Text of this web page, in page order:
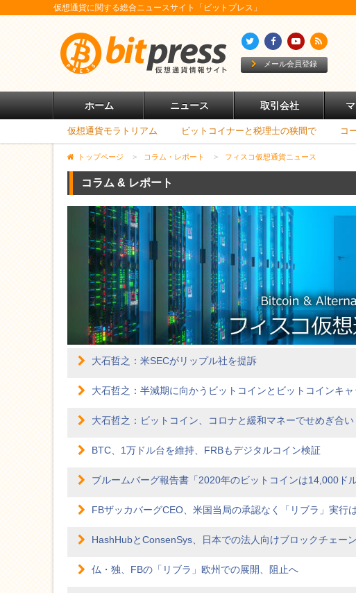
仮想通貨に関する総合ニュースサイト「ビットプレス」
メール会員登録
ホーム ニュース 取引会社
仮想通貨モラトリアム ビットコイナーと税理士の狭間で コ
トップページ > コラム・レポート > フィスコ仮想通貨ニュース
コラム & レポート
大石哲之：米SECがリップル社を提訴
大石哲之：半減期に向かうビットコインとビットコインキ
大石哲之：ビットコイン、コロナと緩和マネーでせめぎ合い
BTC、1万ドル台を維持、FRBもデジタルコイン検証
ブルームバーグ報告書「2020年のビットコインは14,000ド
FBザッカバーグCEO、米国当局の承認なく「リブラ」実行
HashHubとConsenSys、日本での法人向けブロックチェー
仏・独、FBの「リブラ」欧州での展開、阻止へ